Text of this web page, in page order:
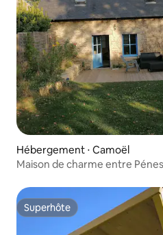
Hébergement ⋅ Camoël
Maison de charme entre
Superhôte
Superhôte